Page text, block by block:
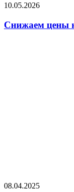
10.05.2026
Снижаем цены
08.04.2025